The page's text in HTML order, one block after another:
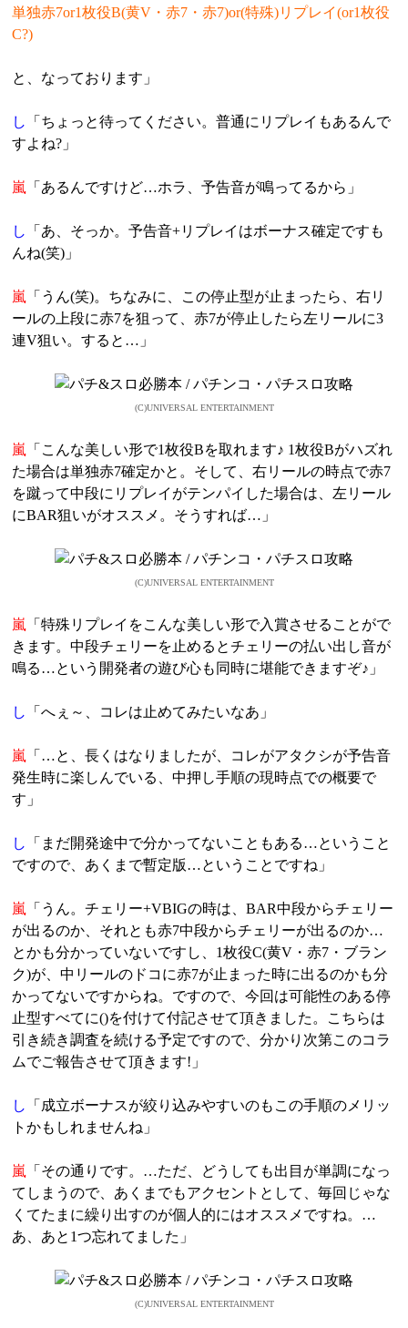
単独赤7or1枚役B(黄V・赤7・赤7)or(特殊)リプレイ(or1枚役
C?)
と、なっております」
し
「ちょっと待ってください。普通にリプレイもあるんで
すよね?」
嵐 「あるんですけど…ホラ、予告音が鳴ってるから」
し
「あ、そっか。予告音+リプレイはボーナス確定ですも
んね(笑)」
嵐
「うん(笑)。ちなみに、この停止型が止まったら、右リ
ールの上段に赤7を狙って、赤7が停止したら左リールに3
連V狙い。すると…」
(C)UNIVERSAL ENTERTAINMENT
嵐
「こんな美しい形で1枚役Bを取れます♪ 1枚役Bがハズれ
た場合は単独赤7確定かと。そして、右リールの時点で赤7
を蹴って中段にリプレイがテンパイした場合は、左リール
にBAR狙いがオススメ。そうすれば…」
(C)UNIVERSAL ENTERTAINMENT
嵐
「特殊リプレイをこんな美しい形で入賞させることがで
きます。中段チェリーを止めるとチェリーの払い出し音が
鳴る…という開発者の遊び心も同時に堪能できますぞ♪」
し 「へぇ～、コレは止めてみたいなあ」
嵐
「…と、長くはなりましたが、コレがアタクシが予告音
発生時に楽しんでいる、中押し手順の現時点での概要で
す」
し
「まだ開発途中で分かってないこともある…ということ
ですので、あくまで暫定版…ということですね」
嵐
「うん。チェリー+VBIGの時は、BAR中段からチェリー
が出るのか、それとも赤7中段からチェリーが出るのか…
とかも分かっていないですし、1枚役C(黄V・赤7・ブラン
ク)が、中リールのドコに赤7が止まった時に出るのかも分
かってないですからね。ですので、今回は可能性のある停
止型すべてに()を付けて付記させて頂きました。こちらは
引き続き調査を続ける予定ですので、分かり次第このコラ
ムでご報告させて頂きます!」
し
「成立ボーナスが絞り込みやすいのもこの手順のメリッ
トかもしれませんね」
嵐
「その通りです。…ただ、どうしても出目が単調になっ
てしまうので、あくまでもアクセントとして、毎回じゃな
くてたまに繰り出すのが個人的にはオススメですね。…
あ、あと1つ忘れてました」
(C)UNIVERSAL ENTERTAINMENT